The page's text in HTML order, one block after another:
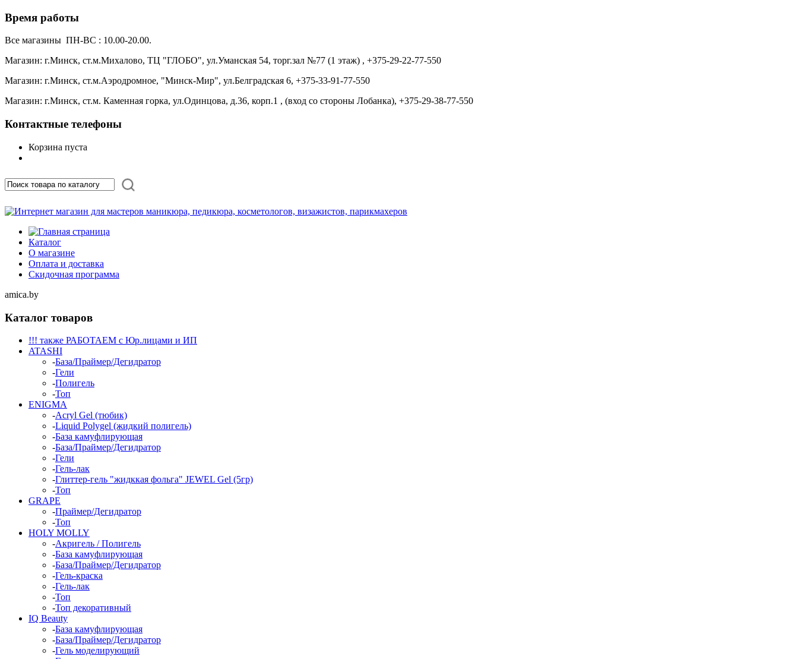
Время работы
Все магазины ПН-ВС : 10.00-20.00.
Магазин: г.Минск, ст.м.Михалово, ТЦ "ГЛОБО", ул.Уманская 54, торг.зал №77 (1 этаж) , +375-29-22-77-550
Магазин: г.Минск, ст.м.Аэродромное, "Минск-Мир", ул.Белградская 6, +375-33-91-77-550
Магазин: г.Минск, ст.м. Каменная горка, ул.Одинцова, д.36, корп.1 , (вход со стороны Лобанка), +375-29-38-77-550
Контактные телефоны
Корзина пуста
Каталог
О магазине
Оплата и доставка
Скидочная программа
amica.by
Каталог товаров
!!! также РАБОТАЕМ с Юр.лицами и ИП
ATASHI
-База/Праймер/Дегидратор
-Гели
-Полигель
-Топ
ENIGMA
-Acryl Gel (тюбик)
-Liquid Polygel (жидкий полигель)
-База камуфлирующая
-База/Праймер/Дегидратор
-Гели
-Гель-лак
-Глиттер-гель "жидккая фольга" JEWEL Gel (5гр)
-Топ
GRAPE
-Праймер/Дегидратор
-Топ
HOLY MOLLY
-Акригель / Полигель
-База камуфлирующая
-База/Праймер/Дегидратор
-Гель-краска
-Гель-лак
-Топ
-Топ декоративный
IQ Beauty
-База камуфлирующая
-База/Праймер/Дегидратор
-Гель моделирующий